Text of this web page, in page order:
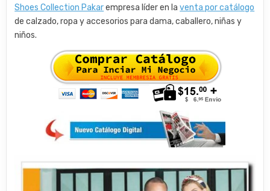
Shoes Collection Pakarempresa líder en laventa por catálogo
de calzado, ropa y accesorios para dama, caballero, niñas y
niños.